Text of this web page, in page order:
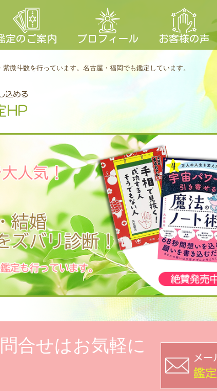
定のご案内 プロフィール お客様の声
紫微斗数を行っています。名古屋・福岡でも鑑定しています。
合せはお気軽に